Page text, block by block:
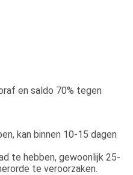
en saldo 70% tegen
kan binnen 10-15 dagen
te hebben, gewoonlijk 25-
te veroorzaken.